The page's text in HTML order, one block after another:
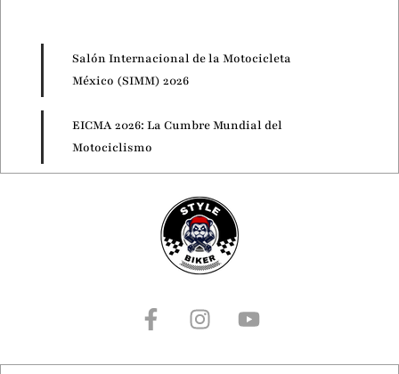
Salón Internacional de la Motocicleta
México (SIMM) 2026
EICMA 2026: La Cumbre Mundial del
Motociclismo